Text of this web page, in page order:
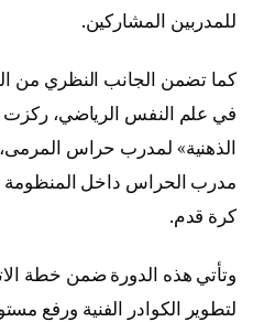
للمدربين المشاركين.
كما تضمن الجانب النظري من
في علم النفس الرياضي، ركزت
الذهنية» لمدرب حراس المرمى،
مدرب الحراس داخل المنظومة
كرة قدم.
وتأتي هذه الدورة ضمن خطة
لتطوير الكوادر الفنية ورفع